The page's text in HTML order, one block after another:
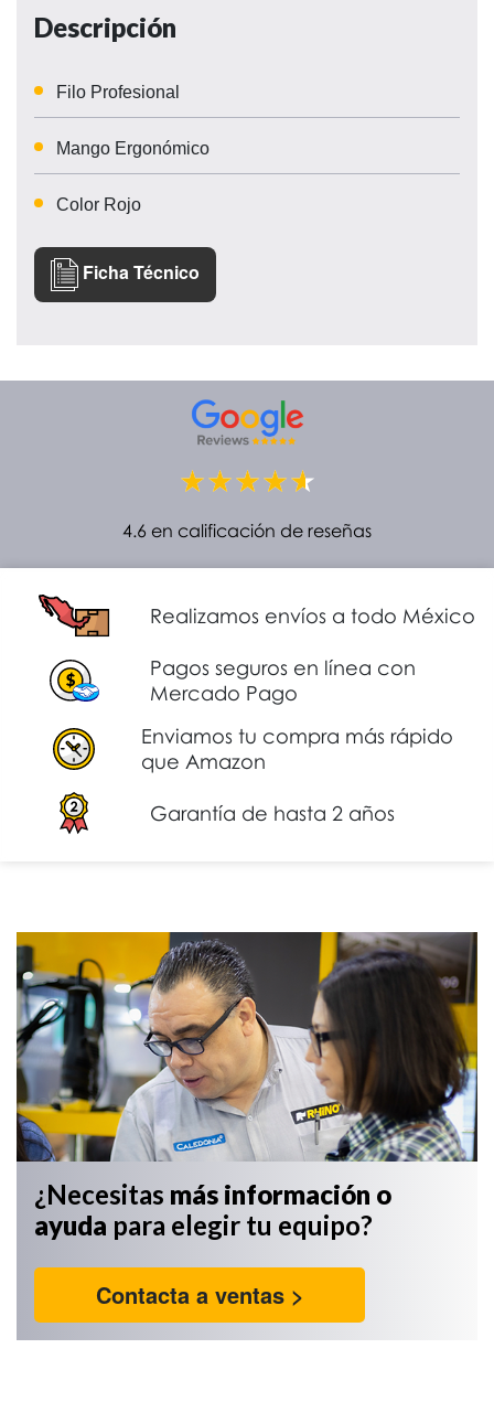
Descripción
Filo Profesional
Mango Ergonómico
Color Rojo
Ficha Técnico
4.6 en calificación de reseñas
Realizamos envíos a todo México
Pagos seguros en línea con
Mercado Pago
Enviamos tu compra más rápido
que Amazon
Garantía de hasta 2 años
¿Necesitas más información o
ayuda para elegir tu equipo?
Contacta a ventas >